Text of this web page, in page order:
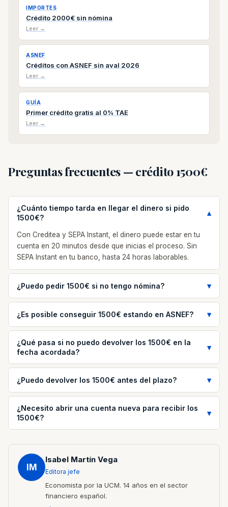
IMPORTES
Crédito 2000€ sin nómina
Leer →
ASNEF
Créditos con ASNEF sin aval 2026
Leer →
GUÍA
Primer crédito gratis al 0% TAE
Leer →
Preguntas frecuentes — crédito 1500€
¿Cuánto tiempo tarda en llegar el dinero si pido
1500€?
Con Creditea y SEPA Instant, el dinero puede estar en tu
cuenta en 20 minutos desde que inicias el proceso. Sin
SEPA Instant en tu banco, hasta 24 horas laborables.
¿Puedo pedir 1500€ si no tengo nómina?
¿Es posible conseguir 1500€ estando en ASNEF?
¿Qué pasa si no puedo devolver los 1500€ en la
fecha acordada?
¿Puedo devolver los 1500€ antes del plazo?
¿Necesito abrir una cuenta nueva para recibir los
1500€?
IM
Isabel Martín Vega
Editora jefe
Economista por la UCM. 14 años en el sector
financiero español.